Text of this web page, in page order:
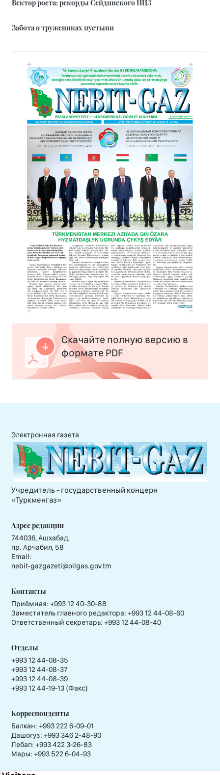
Вектор роста: рекорды Сейдинского НПЗ
Забота о тружениках пустыни
Скачайте полную версию в
формате PDF
Электронная газета
Учредитель - государственный концерн
«Туркменгаз»
Адрес редакции
744036, Ашхабад,
пр. Арчабил, 58
Email:
nebit-gazgazeti@oilgas.gov.tm
Контакты
Приёмная: +993 12 40-30-88
Заместитель главного редактора: +993 12 44-08-60
Ответственный секретарь: +993 12 44-08-40
Отделы
+993 12 44-08-35
+993 12 44-08-37
+993 12 44-08-39
+993 12 44-19-13 (Факс)
Корреспонденты
Балкан: +993 222 6-09-01
Дашогуз: +993 346 2-48-90
Лебап: +993 422 3-26-83
Мары: +993 522 6-04-93